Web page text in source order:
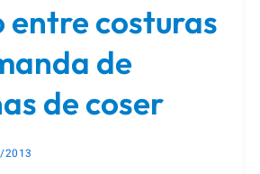
entre costuras
de
de coser
2013